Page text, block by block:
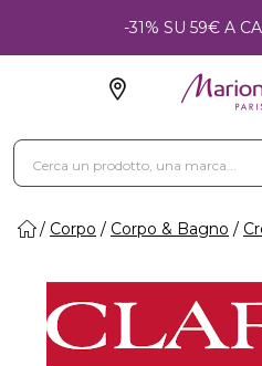
-31% SU 59€ A
Corpo Corpo & Bagno